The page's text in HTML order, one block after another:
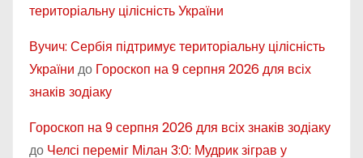
територіальну цілісність України
Вучич: Сербія підтримує територіальну цілісність
України до Гороскоп на 9 серпня 2026 для всіх
знаків зодіаку
Гороскоп на 9 серпня 2026 для всіх знаків зодіаку
до Челсі переміг Мілан 3:0: Мудрик зіграв у